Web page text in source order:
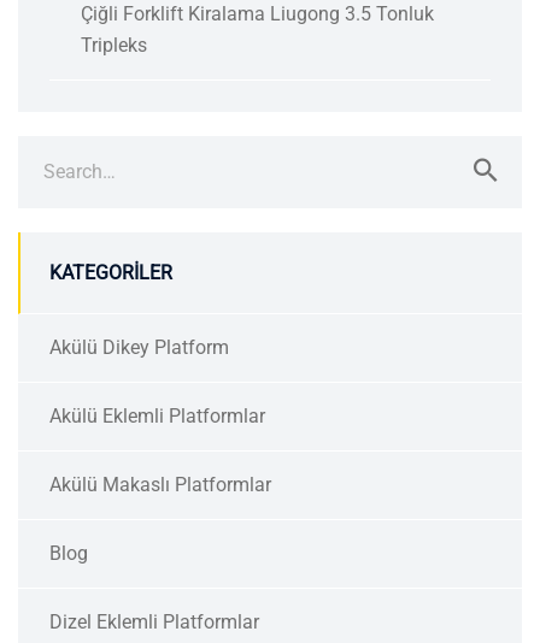
Çiğli Forklift Kiralama Liugong 3.5 Tonluk
Tripleks
for:
KATEGORILER
Akülü Dikey Platform
Akülü Eklemli Platformlar
Akülü Makaslı Platformlar
Blog
Dizel Eklemli Platformlar